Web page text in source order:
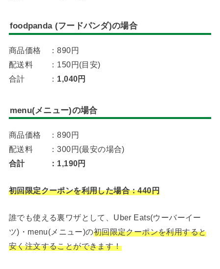
foodpanda (フードパンダ)の場合
商品価格 ：890円
配送料 ：150円(目安)
合計 ： 1,040円
menu(メニュー)の場合
商品価格 ：890円
配送料 ：300円(最安の場合)
合計 ：1,190円
初回限定クーポンを利用した場合：440円
誰でも使える裏ワザとして、Uber Eats(ウーバーイー
ツ)・menu(メニュー)の初回限定クーポンを利用すると
安く注文することができます！